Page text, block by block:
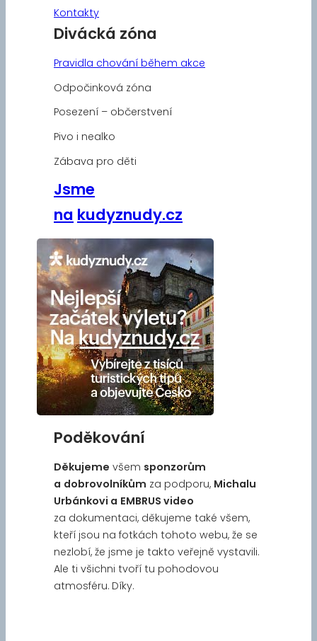
Kontakty
Divácká zóna
Pravidla chování během akce
Odpočinková zóna
Posezení – občerstvení
Pivo i nealko
Zábava pro děti
Jsme
na kudyznudy.cz
Poděkování
Děkujeme všem sponzorům
a dobrovolníkům za podporu, Michalu
Urbánkovi a EMBRUS video
za dokumentaci, děkujeme také všem,
kteří jsou na fotkách tohoto webu, že se
nezlobí, že jsme je takto veřejně vystavili.
Ale ti všichni tvoří tu pohodovou
atmosféru. Díky.